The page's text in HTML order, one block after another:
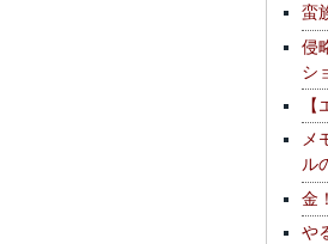
蛮
侵
シ
メ
ル
金
や